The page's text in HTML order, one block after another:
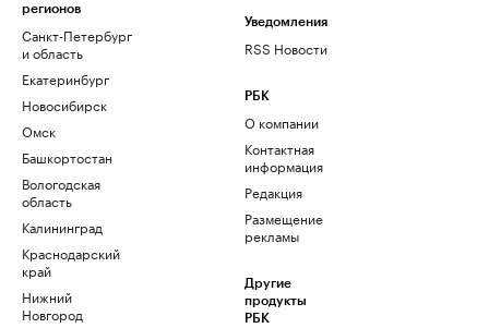
регионов
Санкт-Петербург
и область
Екатеринбург
Новосибирск
Омск
Башкортостан
Вологодская
область
Калининград
Краснодарский
край
Нижний
Новгород
Уведомления
RSS Новости
РБК
О компании
Контактная
информация
Редакция
Размещение
рекламы
Другие
продукты
РБК